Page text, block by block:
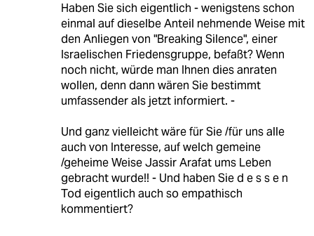
Haben Sie sich eigentlich - wenigstens schon
einmal auf dieselbe Anteil nehmende Weise mit
den Anliegen von "Breaking Silence", einer
Israelischen Friedensgruppe, befaßt? Wenn
noch nicht, würde man Ihnen dies anraten
wollen, denn dann wären Sie bestimmt
umfassender als jetzt informiert. -
Und ganz vielleicht wäre für Sie /für uns alle
auch von Interesse, auf welch gemeine
/geheime Weise Jassir Arafat ums Leben
gebracht wurde!! - Und haben Sie d e s s e n
Tod eigentlich auch so empathisch
kommentiert?